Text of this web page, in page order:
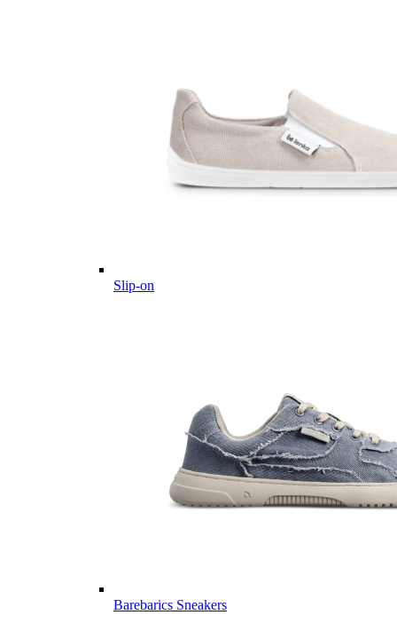
Slip-on
Barebarics Sneakers